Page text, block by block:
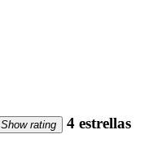
Show rating 4 estrellas